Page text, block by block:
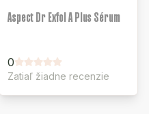
Aspect Dr Exfol A Plus Sérum
0
Zatiaľ žiadne recenzie